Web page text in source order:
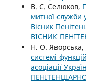
В. С. Селюков,
митної служби
Вісник
ВІСНИК
Н. О. Яворська,
системі
асоціації